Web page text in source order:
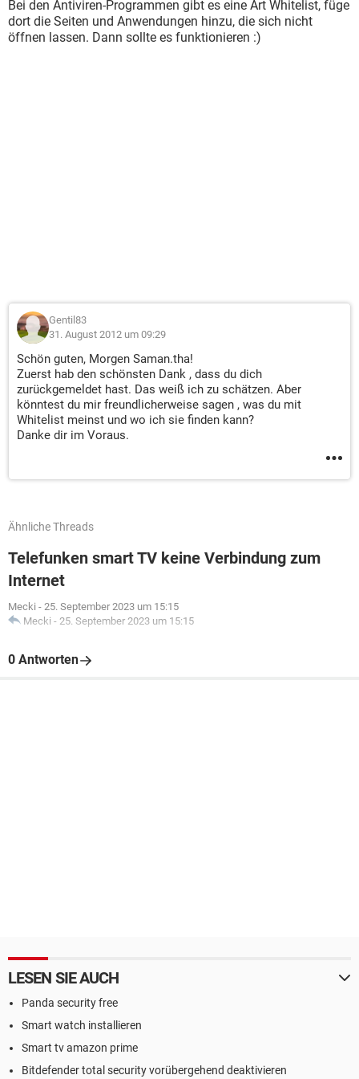
Bei den Antiviren-Programmen gibt es eine Art Whitelist, füge
dort die Seiten und Anwendungen hinzu, die sich nicht
öffnen lassen. Dann sollte es funktionieren :)
Gentil83
31. August 2012 um 09:29
Schön guten, Morgen Saman.tha!
Zuerst hab den schönsten Dank , dass du dich
zurückgemeldet hast. Das weiß ich zu schätzen. Aber
könntest du mir freundlicherweise sagen , was du mit
Whitelist meinst und wo ich sie finden kann?
Danke dir im Voraus.
Ähnliche Threads
Telefunken smart TV keine Verbindung zum
Internet
Mecki - 25. September 2023 um 15:15
Mecki - 25. September 2023 um 15:15
0 Antworten
LESEN SIE AUCH
Panda security free
Smart watch installieren
Smart tv amazon prime
Bitdefender total security vorübergehend deaktivieren